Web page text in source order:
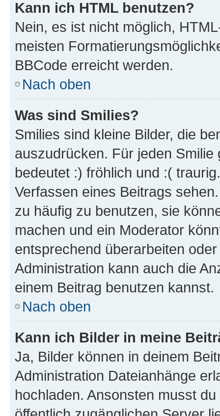
Kann ich HTML benutzen?
Nein, es ist nicht möglich,
meisten
BBCode erreicht werden.
Nach oben
Was sind Smilies?
Smilies sind kleine Bilder, die
auszudrücken. Für jeden
bedeutet :) fröhlich und :(
Verfassen eines Beitrags
zu häufig zu benutzen, sie
machen und ein Moderator
entsprechend überarbeiten
Administration kann auch die
einem Beitrag benutzen kannst.
Nach oben
Kann ich Bilder in meine
Ja, Bilder können in deinem
Administration Dateianhänge
hochladen. Ansonsten musst